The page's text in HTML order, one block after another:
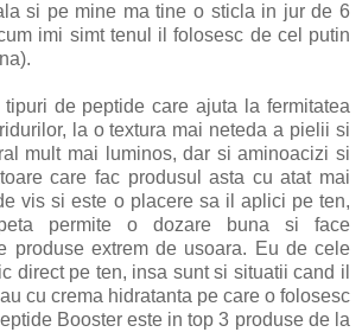
si pe mine ma tine o sticla in jur de 6
imi simt tenul il folosesc de cel putin
de peptide care ajuta la fermitatea
la o textura mai neteda a pielii si
mult mai luminos, dar si aminoacizi si
care fac produsul asta cu atat mai
vis si este o placere sa il aplici pe ten,
permite o dozare buna si face
produse extrem de usoara. Eu de cele
direct pe ten, insa sunt si situatii cand il
cu crema hidratanta pe care o folosesc
Booster este in top 3 produse de la